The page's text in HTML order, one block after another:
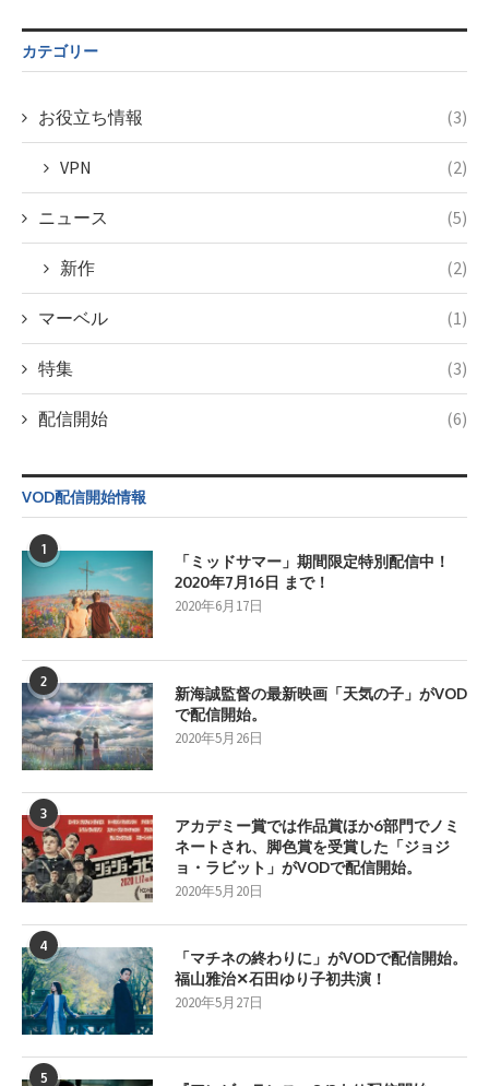
カテゴリー
お役立ち情報 (3)
VPN (2)
ニュース (5)
新作 (2)
マーベル (1)
特集 (3)
配信開始 (6)
VOD配信開始情報
1
「ミッドサマー」期間限定特別配信中！
2020年7月16日 まで！
2020年6月17日
2
新海誠監督の最新映画「天気の子」がVOD
で配信開始。
2020年5月26日
3
アカデミー賞では作品賞ほか6部門でノミ
ネートされ、脚色賞を受賞した「ジョジ
ョ・ラビット」がVODで配信開始。
2020年5月20日
4
「マチネの終わりに」がVODで配信開始。
福山雅治✕石田ゆり子初共演！
2020年5月27日
5